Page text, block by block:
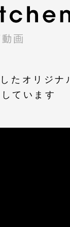
たオリジナ
ています